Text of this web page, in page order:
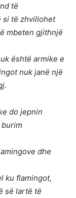
të
si të zhvillohet
mbeten gjithnjë
është armike e
nuk janë një
do jepnin
burim
dhe
ku flamingot,
së lartë të